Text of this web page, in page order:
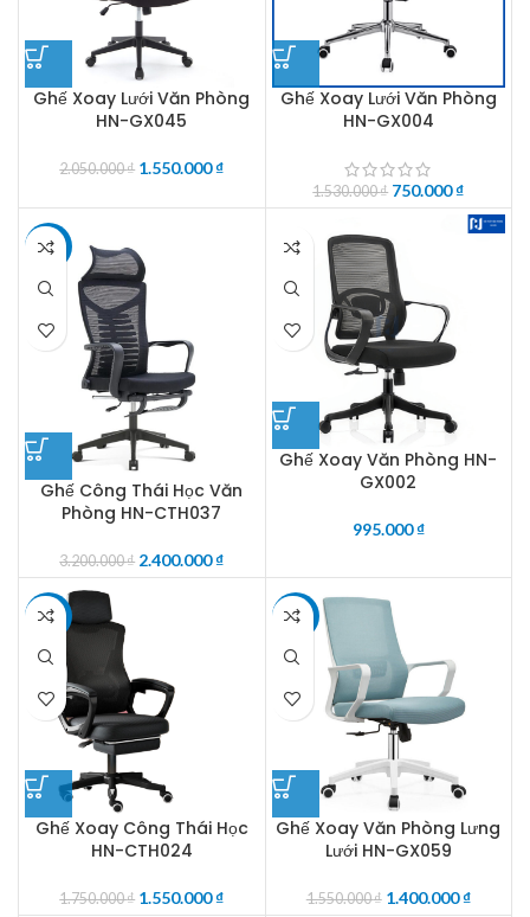
Ghế Xoay Lưới Văn Phòng
HN-GX045
2.050.000₫ 1.550.000₫
Ghế Xoay Lưới Văn Phòng
HN-GX004
1.530.000₫ 750.000₫
-25%
Ghế Công Thái Học Văn
Phòng HN-CTH037
3.200.000₫ 2.400.000₫
Ghế Xoay Văn Phòng HN-
GX002
995.000₫
-11%
Ghế Xoay Công Thái Học
HN-CTH024
1.750.000₫ 1.550.000₫
-10%
Ghế Xoay Văn Phòng Lưng
Lưới HN-GX059
1.550.000₫ 1.400.000₫